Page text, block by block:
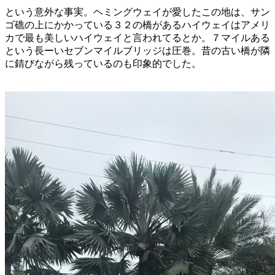
という意外な事実。ヘミングウェイが愛したこの地は、サン
ゴ礁の上にかかっている３２の橋があるハイウェイはアメリ
カで最も美しいハイウェイと言われてるとか。７マイルある
という長ーいセブンマイルブリッジは圧巻。昔の古い橋が隣
に錆びながら残っているのも印象的でした。